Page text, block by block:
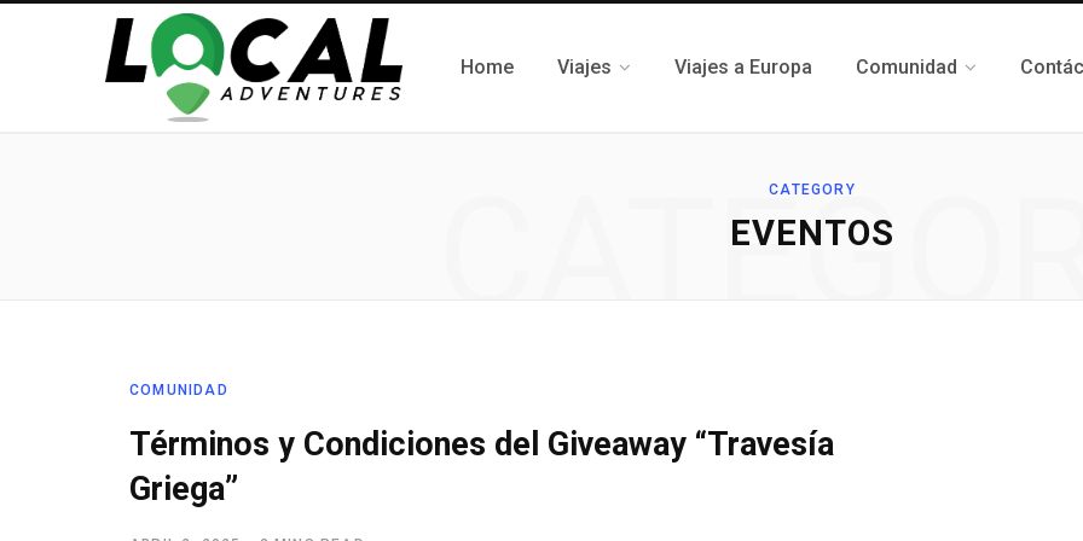
Home Viajes Viajes a Europa Comunidad
CATEGORY
EVENTOS
COMUNIDAD
Términos y Condiciones del Giveaway “Travesía
Griega”